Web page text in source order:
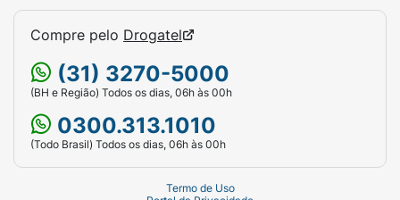
Compre pelo Drogatel
(31) 3270-5000
(BH e Região) Todos os dias, 06h às 00h
0300.313.1010
(Todo Brasil) Todos os dias, 06h às 00h
Termo de Uso